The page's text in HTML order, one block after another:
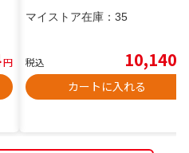
円
マイストア在庫： 35
税込 10,140
カートに入れる